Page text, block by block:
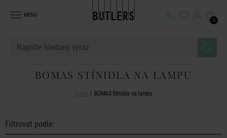
MENU
0
BOMAS STÍNIDLA NA LAMPU
Domů BOMAS Stínidla na lampu
Filtrovat podle: